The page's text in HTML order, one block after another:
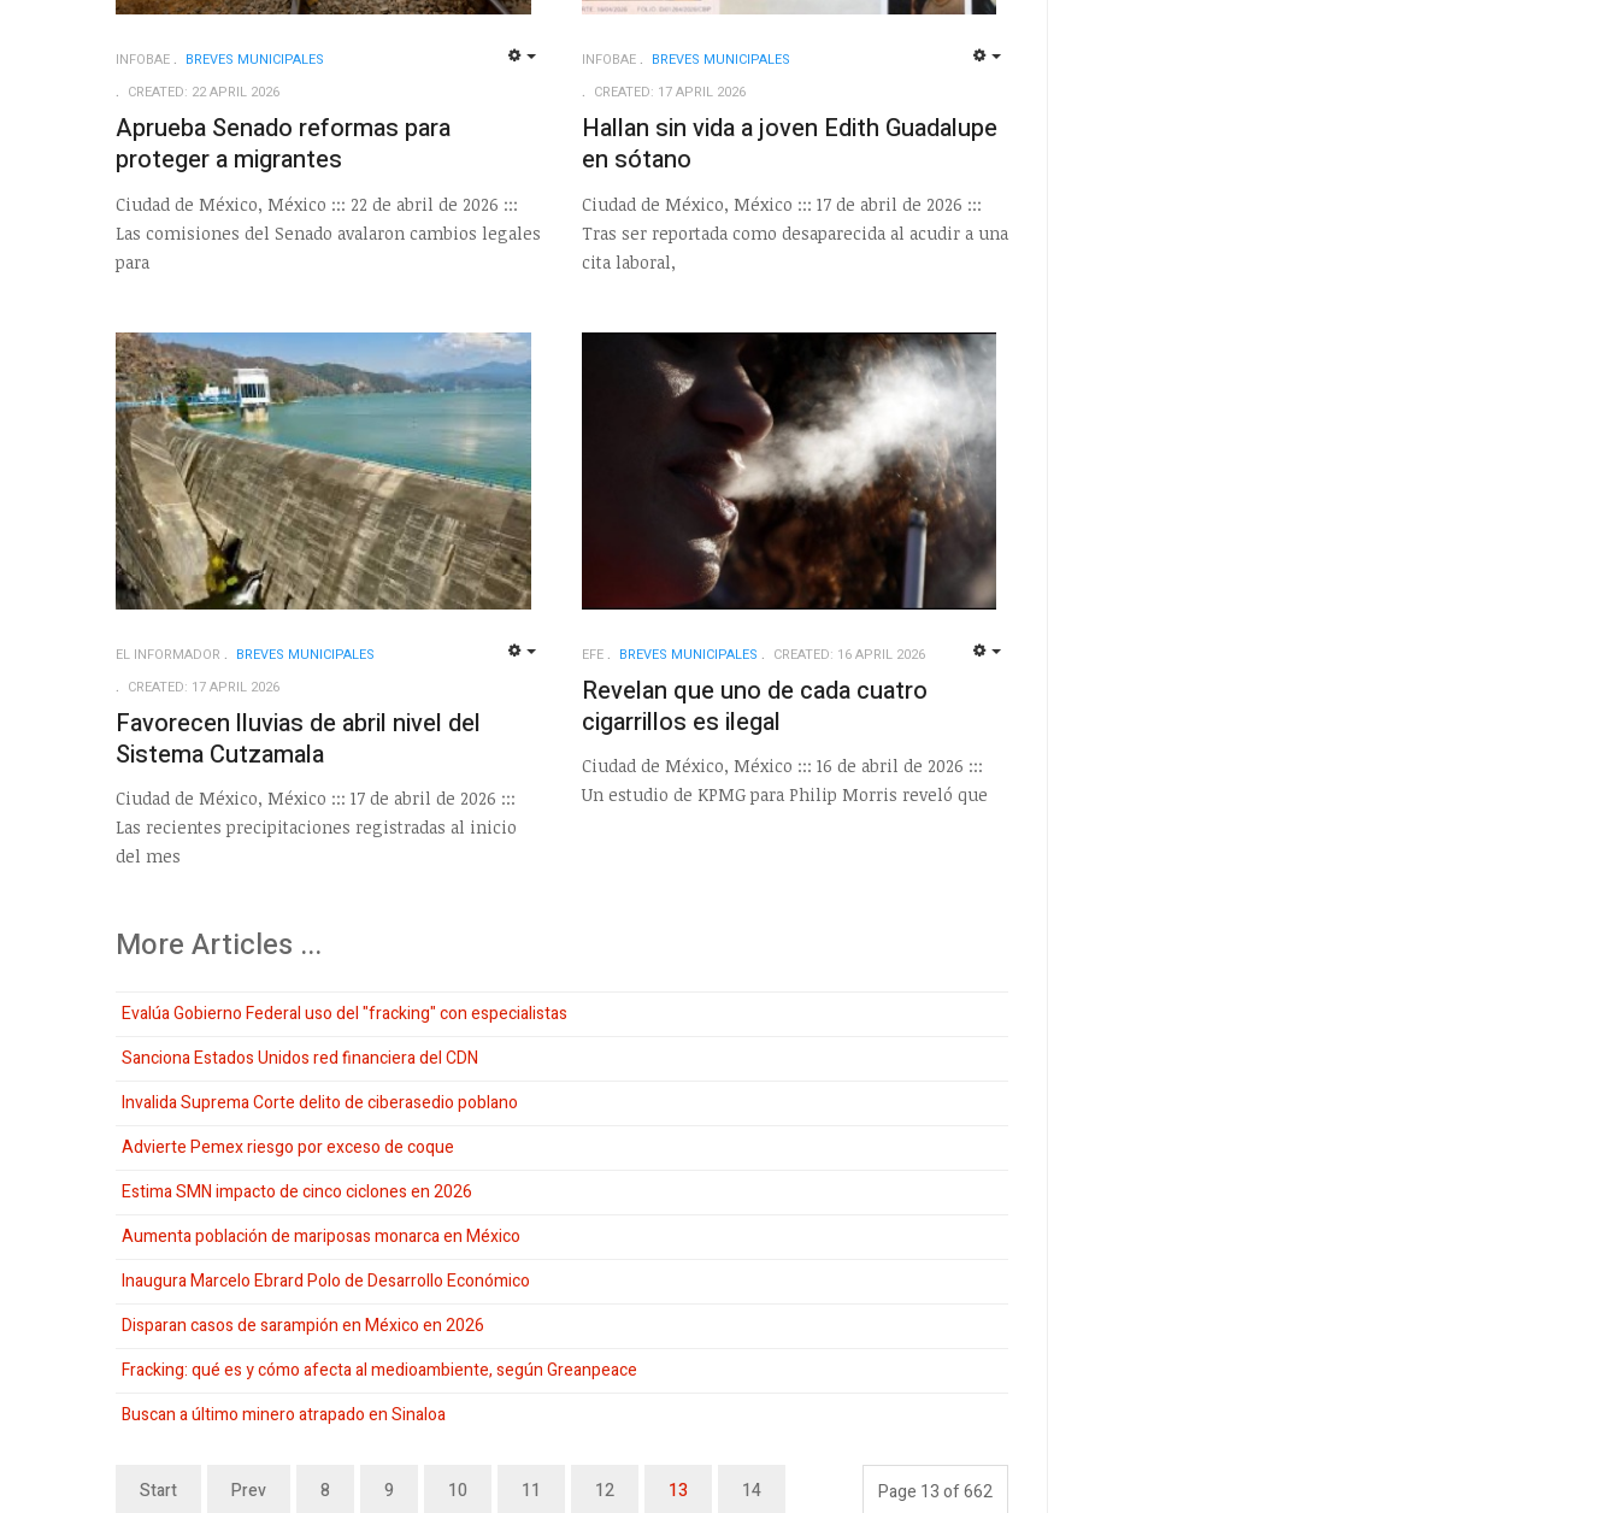
INFOBAE
BREVES MUNICIPALES
CREATED: 22 APRIL 2026
Aprueba Senado reformas para
proteger a migrantes
Ciudad de México, México ::: 22 de abril de 2026 :::
Las comisiones del Senado avalaron cambios legales
para
INFOBAE
BREVES MUNICIPALES
CREATED: 17 APRIL 2026
Hallan sin vida a joven Edith Guadalupe
en sótano
Ciudad de México, México ::: 17 de abril de 2026 :::
Tras ser reportada como desaparecida al acudir a una
cita laboral,
EL INFORMADOR
BREVES MUNICIPALES
CREATED: 17 APRIL 2026
Favorecen lluvias de abril nivel del
Sistema Cutzamala
Ciudad de México, México ::: 17 de abril de 2026 :::
Las recientes precipitaciones registradas al inicio
del mes
EFE BREVES MUNICIPALES CREATED: 16 APRIL 2026
Revelan que uno de cada cuatro
cigarrillos es ilegal
Ciudad de México, México ::: 16 de abril de 2026 :::
Un estudio de KPMG para Philip Morris reveló que
More Articles ...
Evalúa Gobierno Federal uso del "fracking" con especialistas
Sanciona Estados Unidos red financiera del CDN
Invalida Suprema Corte delito de ciberasedio poblano
Advierte Pemex riesgo por exceso de coque
Estima SMN impacto de cinco ciclones en 2026
Aumenta población de mariposas monarca en México
Inaugura Marcelo Ebrard Polo de Desarrollo Económico
Disparan casos de sarampión en México en 2026
Fracking: qué es y cómo afecta al medioambiente, según Greanpeace
Buscan a último minero atrapado en Sinaloa
Page 13 of 662
Start Prev 8 9 10 11 12 13 14